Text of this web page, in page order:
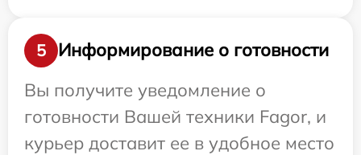
5
Информирование о готовности
Вы получите уведомление о
готовности Вашей техники Fagor, и
курьер доставит ее в удобное место